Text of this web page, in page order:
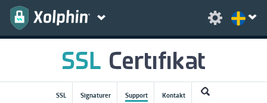
SSL Signaturer Support Kontakt